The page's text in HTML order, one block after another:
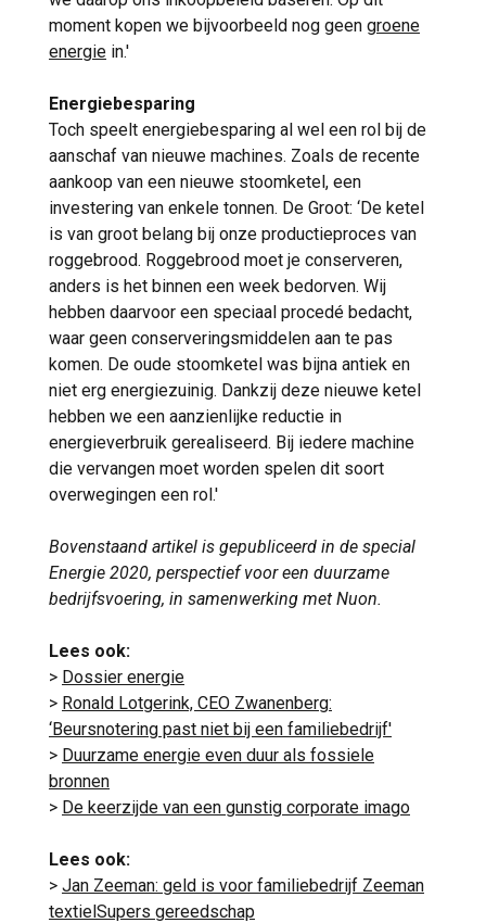
moment kopen we bijvoorbeeld nog geen groene
energie in.'
Energiebesparing
Toch speelt energiebesparing al wel een rol bij de
aanschaf van nieuwe machines. Zoals de recente
aankoop van een nieuwe stoomketel, een
investering van enkele tonnen. De Groot: ‘De ketel
is van groot belang bij onze productieproces van
roggebrood. Roggebrood moet je conserveren,
anders is het binnen een week bedorven. Wij
hebben daarvoor een speciaal procedé bedacht,
waar geen conserveringsmiddelen aan te pas
komen. De oude stoomketel was bijna antiek en
niet erg energiezuinig. Dankzij deze nieuwe ketel
hebben we een aanzienlijke reductie in
energieverbruik gerealiseerd. Bij iedere machine
die vervangen moet worden spelen dit soort
overwegingen een rol.'
Bovenstaand artikel is gepubliceerd in de special
Energie 2020, perspectief voor een duurzame
bedrijfsvoering, in samenwerking met Nuon.
Lees ook:
> Dossier energie
> Ronald Lotgerink, CEO Zwanenberg:
‘Beursnotering past niet bij een familiebedrijf'
> Duurzame energie even duur als fossiele
bronnen
> De keerzijde van een gunstig corporate imago
Lees ook:
> Jan Zeeman: geld is voor familiebedrijf Zeeman
textielSupers gereedschap